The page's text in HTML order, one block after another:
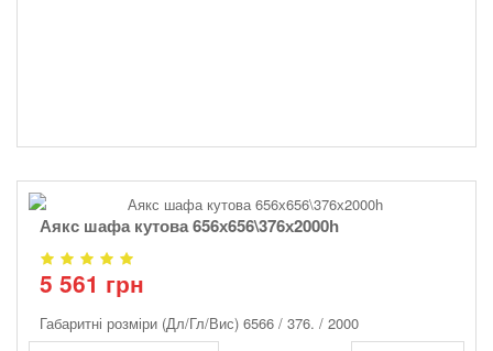
Аякс шафа кутова 656х656\376х2000һ
5 561 грн
Габаритні розміри (Дл/Гл/Вис) 6566 / 376. / 2000